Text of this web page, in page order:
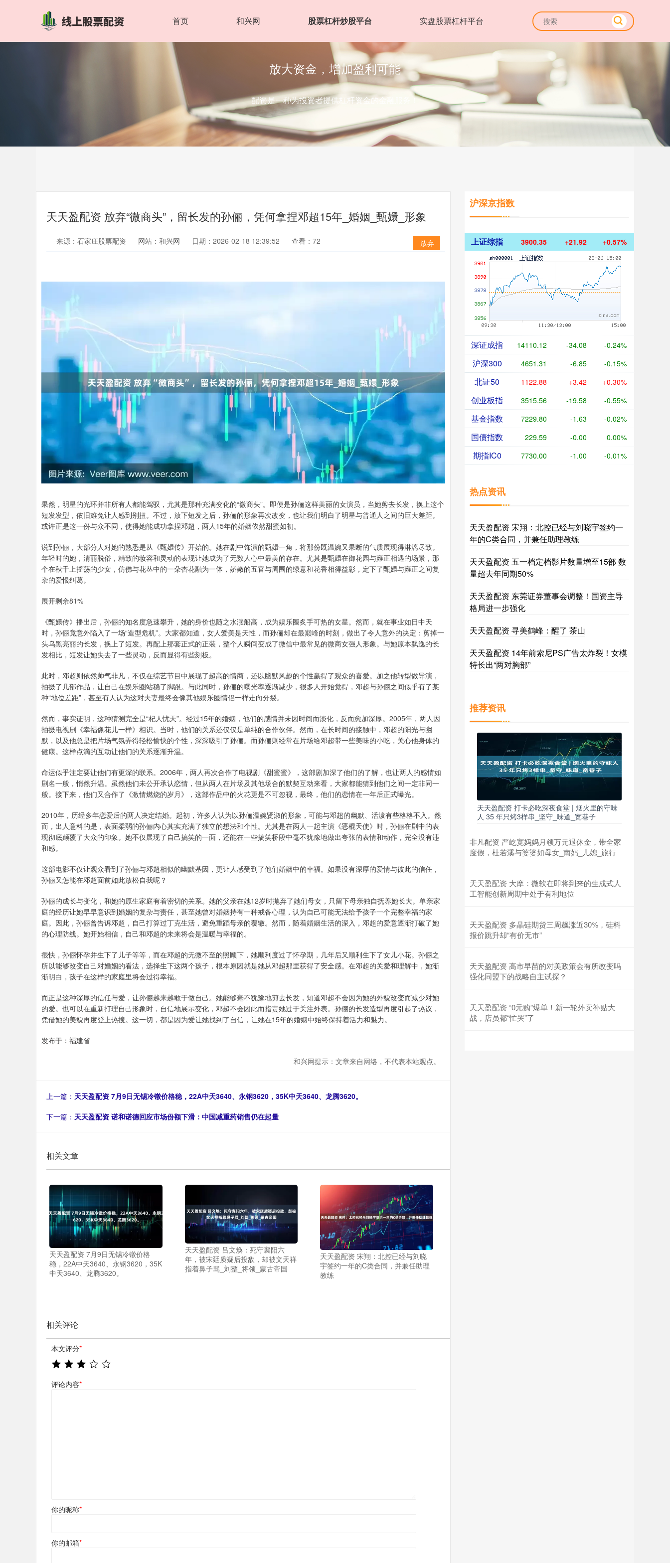
首页 和兴网 股票杠杆炒股平台 实盘股票杠杆平台
放大资金，增加盈利可能
配资是一种为投资者提供杠杆资金的金融服务！
天天盈配资 放弃“微商头”，留长发的孙俪，凭何拿捏邓超15年_婚姻_甄嬛_形象
放弃
来源：石家庄股票配资 网站：和兴网 日期：2026-02-18 12:39:52 查看：72
果然，明星的光环并非所有人都能驾驭，尤其是那种充满变化的“微商头”。即便是孙俪这样美丽的女演员，当她剪去长发，换上这个
短发发型，依旧难免让人感到别扭。不过，放下短发之后，孙俪的形象再次改变，也让我们明白了明星与普通人之间的巨大差距。
或许正是这一份与众不同，使得她能成功拿捏邓超，两人15年的婚姻依然甜蜜如初。
说到孙俪，大部分人对她的熟悉是从《甄嬛传》开始的。她在剧中饰演的甄嬛一角，将那份既温婉又果断的气质展现得淋漓尽致。
年轻时的她，清丽脱俗，精致的妆容和灵动的表现让她成为了无数人心中最美的存在。尤其是甄嬛在御花园与雍正相遇的场景，那
个在秋千上摇荡的少女，仿佛与花丛中的一朵杏花融为一体，娇嫩的五官与周围的绿意和花香相得益彰，定下了甄嬛与雍正之间复
杂的爱恨纠葛。
展开剩余81%
《甄嬛传》播出后，孙俪的知名度急速攀升，她的身价也随之水涨船高，成为娱乐圈炙手可热的女星。然而，就在事业如日中天
时，孙俪竟意外陷入了一场“造型危机”。大家都知道，女人爱美是天性，而孙俪却在最巅峰的时刻，做出了令人意外的决定：剪掉一
头乌黑亮丽的长发，换上了短发。再配上那套正式的正装，整个人瞬间变成了微信中最常见的微商女强人形象。与她原本飘逸的长
发相比，短发让她失去了一些灵动，反而显得有些刻板。
此时，邓超则依然帅气非凡，不仅在综艺节目中展现了超高的情商，还以幽默风趣的个性赢得了观众的喜爱。加之他转型做导演，
拍摄了几部作品，让自己在娱乐圈站稳了脚跟。与此同时，孙俪的曝光率逐渐减少，很多人开始觉得，邓超与孙俪之间似乎有了某
种“地位差距”，甚至有人认为这对夫妻最终会像其他娱乐圈情侣一样走向分裂。
然而，事实证明，这种猜测完全是“杞人忧天”。经过15年的婚姻，他们的感情并未因时间而淡化，反而愈加深厚。2005年，两人因
拍摄电视剧《幸福像花儿一样》相识。当时，他们的关系还仅仅是单纯的合作伙伴。然而，在长时间的接触中，邓超的阳光与幽
默，以及他总是把片场气氛弄得轻松愉快的个性，深深吸引了孙俪。而孙俪则经常在片场给邓超带一些美味的小吃，关心他身体的
健康。这样点滴的互动让他们的关系逐渐升温。
命运似乎注定要让他们有更深的联系。2006年，两人再次合作了电视剧《甜蜜蜜》，这部剧加深了他们的了解，也让两人的感情如
剧名一般，悄然升温。虽然他们未公开承认恋情，但从两人在片场及其他场合的默契互动来看，大家都能猜到他们之间一定非同一
般。接下来，他们又合作了《激情燃烧的岁月》，这部作品中的火花更是不可忽视，最终，他们的恋情在一年后正式曝光。
2010年，历经多年恋爱后的两人决定结婚。起初，许多人认为以孙俪温婉贤淑的形象，可能与邓超的幽默、活泼有些格格不入。然
而，出人意料的是，表面柔弱的孙俪内心其实充满了独立的想法和个性。尤其是在两人一起主演《恶棍天使》时，孙俪在剧中的表
现彻底颠覆了大众的印象。她不仅展现了自己搞笑的一面，还能在一些搞笑桥段中毫不犹豫地做出夸张的表情和动作，完全没有违
和感。
这部电影不仅让观众看到了孙俪与邓超相似的幽默基因，更让人感受到了他们婚姻中的幸福。如果没有深厚的爱情与彼此的信任，
孙俪又怎能在邓超面前如此放松自我呢？
孙俪的成长与变化，和她的原生家庭有着密切的关系。她的父亲在她12岁时抛弃了她们母女，只留下母亲独自抚养她长大。单亲家
庭的经历让她早早意识到婚姻的复杂与责任，甚至她曾对婚姻持有一种戒备心理，认为自己可能无法给予孩子一个完整幸福的家
庭。因此，孙俪曾告诉邓超，自己打算过丁克生活，避免重蹈母亲的覆辙。然而，随着婚姻生活的深入，邓超的爱意逐渐打破了她
的心理防线。她开始相信，自己和邓超的未来将会是温暖与幸福的。
很快，孙俪怀孕并生下了儿子等等，而在邓超的无微不至的照顾下，她顺利度过了怀孕期，几年后又顺利生下了女儿小花。孙俪之
所以能够改变自己对婚姻的看法，选择生下这两个孩子，根本原因就是她从邓超那里获得了安全感。在邓超的关爱和理解中，她渐
渐明白，孩子在这样的家庭里将会过得幸福。
而正是这种深厚的信任与爱，让孙俪越来越敢于做自己。她能够毫不犹豫地剪去长发，知道邓超不会因为她的外貌改变而减少对她
的爱。也可以在重新打理自己形象时，自信地展示变化，邓超不会因此而指责她过于关注外表。孙俪的长发造型再度引起了热议，
凭借她的美貌再度登上热搜。这一切，都是因为爱让她找到了自信，让她在15年的婚姻中始终保持着活力和魅力。
发布于：福建省
和兴网提示：文章来自网络，不代表本站观点。
上一篇： 天天盈配资 7月9日无锡冷镦价格稳，22A中天3640、永钢3620，35K中天3640、龙腾3620。
下一篇： 天天盈配资 诺和诺德回应市场份额下滑：中国减重药销售仍在起量
相关文章
天天盈配资 7月9日无锡冷镦价格
稳，22A中天3640、永钢3620，35K
中天3640、龙腾3620。
天天盈配资 吕文焕：死守襄阳六
年，被宋廷质疑后投敌，却被文天祥
指着鼻子骂_刘整_将领_蒙古帝国
天天盈配资 宋翔：北控已经与刘晓
宇签约一年的C类合同，并兼任助理
教练
相关评论
本文评分*
评论内容*
你的昵称*
你的邮箱*
沪深京指数
上证综指 3900.35 +21.92 +0.57%
深证成指 14110.12 -34.08 -0.24%
沪深300 4651.31 -6.85 -0.15%
北证50 1122.88 +3.42 +0.30%
创业板指 3515.56 -19.58 -0.55%
基金指数 7229.80 -1.63 -0.02%
国债指数 229.59 -0.00 0.00%
期指IC0 7730.00 -1.00 -0.01%
热点资讯
天天盈配资 宋翔：北控已经与刘晓宇签约一
年的C类合同，并兼任助理教练
天天盈配资 五一档定档影片数量增至15部 数
量超去年同期50%
天天盈配资 东莞证券董事会调整！国资主导
格局进一步强化
天天盈配资 寻美鹤峰：醒了 茶山
天天盈配资 14年前索尼PS广告太炸裂！女模
特长出“两对胸部”
推荐资讯
天天盈配资 打卡必吃深夜食堂 | 烟火里的守味
人 35 年只烤3样串_坚守_味道_宽巷子
非凡配资 严屹宽妈妈月领万元退休金，带全家
度假，杜若溪与婆婆如母女_南妈_儿媳_旅行
天天盈配资 大摩：微软在即将到来的生成式人
工智能创新周期中处于有利地位
天天盈配资 多晶硅期货三周飙涨近30%，硅料
报价跳升却“有价无市”
天天盈配资 高市早苗的对美政策会有所改变吗
强化同盟下的战略自主试探？
天天盈配资 “0元购”爆单！新一轮外卖补贴大
战，店员都“忙哭”了